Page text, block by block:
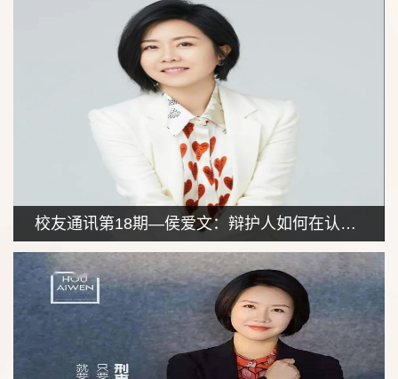
校友通讯第18期—侯爱文：辩护人如何在认罪认罚案件中取得量刑突破？